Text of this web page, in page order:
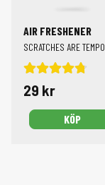
AIR FRESHENER
SCRATCHES ARE
29 kr
KÖP